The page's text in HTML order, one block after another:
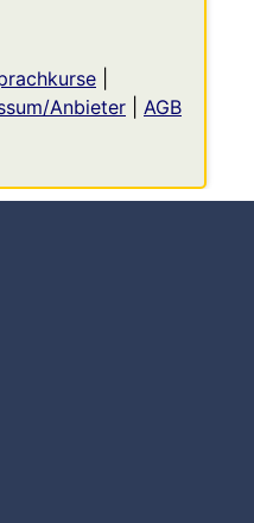
Anbieter
AGB